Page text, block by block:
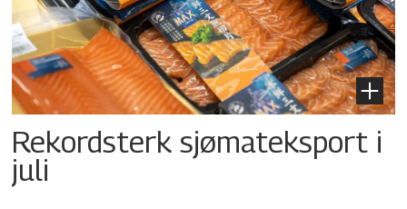
Rekordsterk sjømateksport i
juli